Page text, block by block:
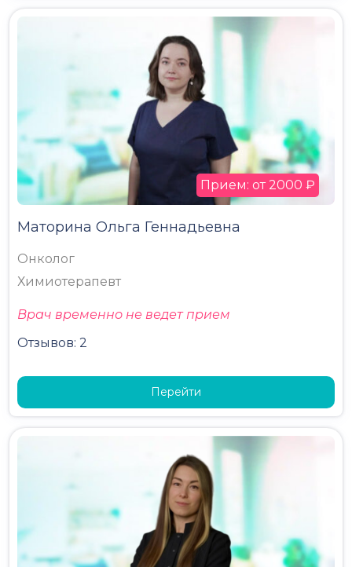
Маторина Ольга Геннадьевна
Онколог
Химиотерапевт
Врач временно не ведет прием
Отзывов: 2
Прием: от 2000 ₽
Перейти